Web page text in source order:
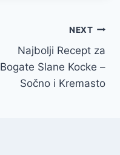
NEXT
Najbolji Recept za
Bogate Slane Kocke –
Sočno i Kremasto